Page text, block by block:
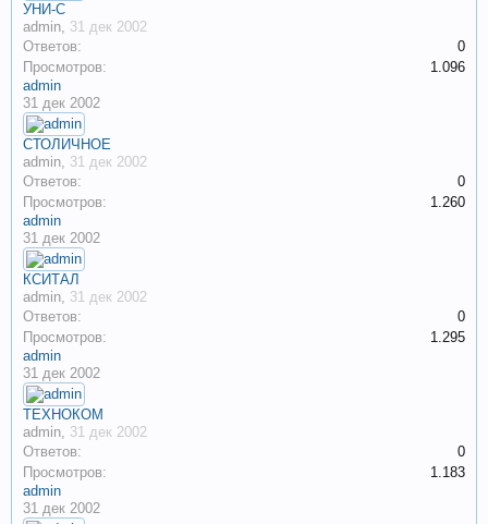
УНИ-С
admin, 31 дек 2002
Ответов:
0
Просмотров:
1.096
admin
31 дек 2002
СТОЛИЧНОЕ
admin, 31 дек 2002
Ответов:
0
Просмотров:
1.260
admin
31 дек 2002
КСИТАЛ
admin, 31 дек 2002
Ответов:
0
Просмотров:
1.295
admin
31 дек 2002
ТЕХНОКОМ
admin, 31 дек 2002
Ответов:
0
Просмотров:
1.183
admin
31 дек 2002